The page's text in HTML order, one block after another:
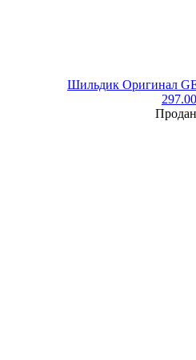
Шильдик Оригинал
297.00